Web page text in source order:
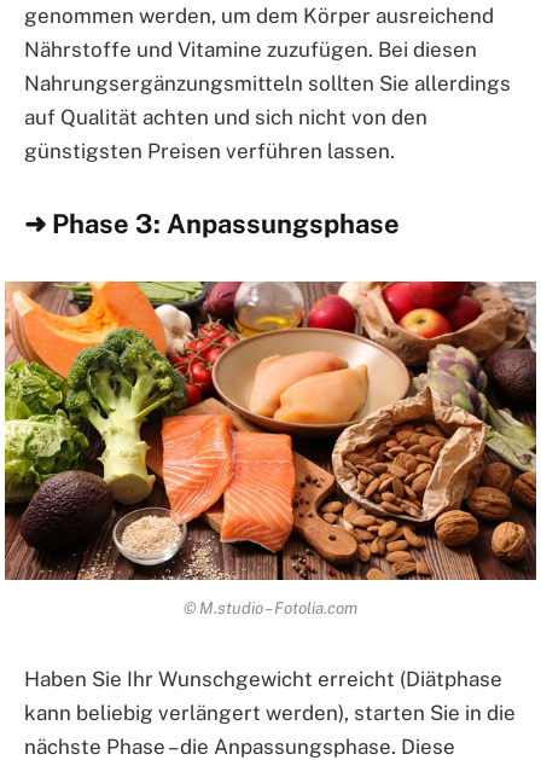
genommen werden, um dem Körper ausreichend
Nährstoffe und Vitamine zuzufügen. Bei diesen
Nahrungsergänzungsmitteln sollten Sie allerdings
auf Qualität achten und sich nicht von den
günstigsten Preisen verführen lassen.
➜ Phase 3: Anpassungsphase
© M.studio – Fotolia.com
Haben Sie Ihr Wunschgewicht erreicht (Diätphase
kann beliebig verlängert werden), starten Sie in die
nächste Phase – die Anpassungsphase. Diese